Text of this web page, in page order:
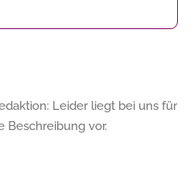
Leider liegt bei uns für
Beschreibung vor.